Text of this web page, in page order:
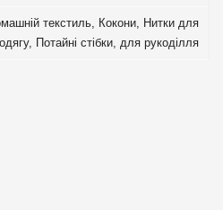
текстиль, Кокони, Нитки для
одягу, Потайні стібки, для рукоділля